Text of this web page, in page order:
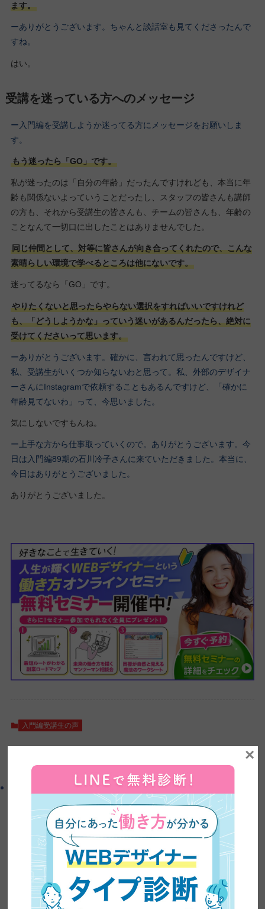
ます。
ーありがとうございます。ちゃんと談話室も見てくださったんで
すね。
はい。
受講を迷っている方へのメッセージ
ー入門編を受講しようか迷ってる方にメッセージをお願いしま
す。
もう迷ったら「GO」です。
私が迷ったのは「自分の年齢」だったんですけれども、本当に年
齢も関係ないよっていうことだったし、スタッフの皆さんも講師
の方も、それから受講生の皆さんも、チームの皆さんも、年齢の
ことなんて一切口に出したことはありませんでした。
同じ仲間として、対等に皆さんが向き合ってくれたので、こんな
素晴らしい環境で学べるところは他にないです。
迷ってるなら「GO」です。
やりたくないと思ったらやらない選択をすればいいですけれど
も、「どうしようかな」っていう迷いがあるんだったら、絶対に
受けてくださいって思います。
ーありがとうございます。確かに、言われて思ったんですけど、
私、受講生がいくつか知らないわと思って。私、外部のデザイナ
ーさんにInstagramで依頼することもあるんですけど、「確かに
年齢見てないわ」って、今思いました。
気にしないですもんね。
ー上手な方から仕事取っていくので。ありがとうございます。今
日は入門編89期の石川冷子さんに来ていただきました。本当に、
今日はありがとうございました。
ありがとうございました。
入門編受講生の声
この記事を書いた人
×